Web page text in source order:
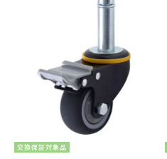
交換保証対象品